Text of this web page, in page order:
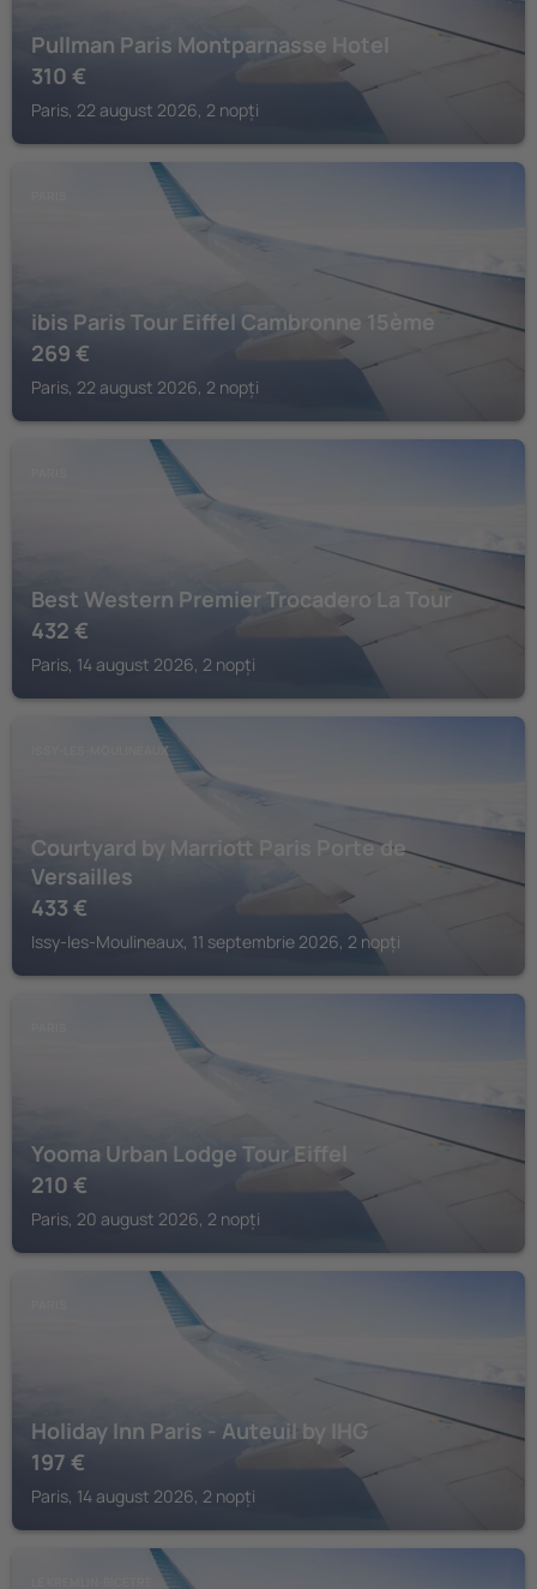
Pullman Paris Montparnasse Hotel
310 €
Paris, 22 august 2026, 2 nopți
ibis Paris Tour Eiffel Cambronne 15ème
269 €
Paris, 22 august 2026, 2 nopți
Best Western Premier Trocadero La Tour
432 €
Paris, 14 august 2026, 2 nopți
ISSY-LES-MOULINEAUX
Courtyard by Marriott Paris Porte de
Versailles
433 €
Issy-les-Moulineaux, 11 septembrie 2026, 2 nopți
Yooma Urban Lodge Tour Eiffel
210 €
Paris, 20 august 2026, 2 nopți
Holiday Inn Paris - Auteuil by IHG
197 €
Paris, 14 august 2026, 2 nopți